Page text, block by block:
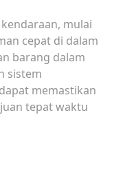
mulai
cepat di dalam
barang dalam
sistem
memastikan
tepat waktu